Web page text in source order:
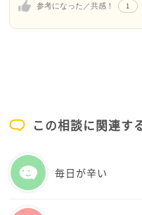
で、冷静に状況を俯瞰
来そうか知識を蓄えて
参考になった／共感！ 1
で、感想をいただける
いました。
この相談に関連す
毎日が辛い